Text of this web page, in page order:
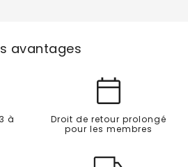
avantages
à
Droit de retour prolongé
pour les membres